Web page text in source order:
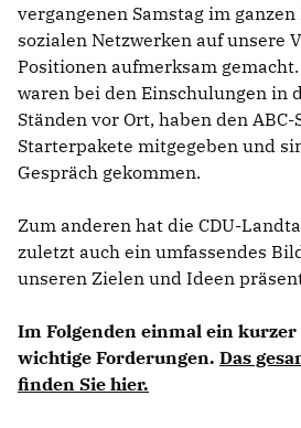
vergangenen Samstag im
sozialen Netzwerken auf unsere
Positionen aufmerksam
waren bei den Einschulungen in
Ständen vor Ort, haben den
Starterpakete mitgegeben und
Gespräch gekommen.
Zum anderen hat die CDU-
zuletzt auch ein umfassendes
unseren Zielen und Ideen
Im Folgenden einmal ein
wichtige Forderungen. Das
finden Sie hier.